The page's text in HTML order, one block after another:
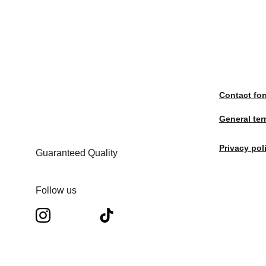
Guaranteed Quality
Follow us
Contact
General
Privacy